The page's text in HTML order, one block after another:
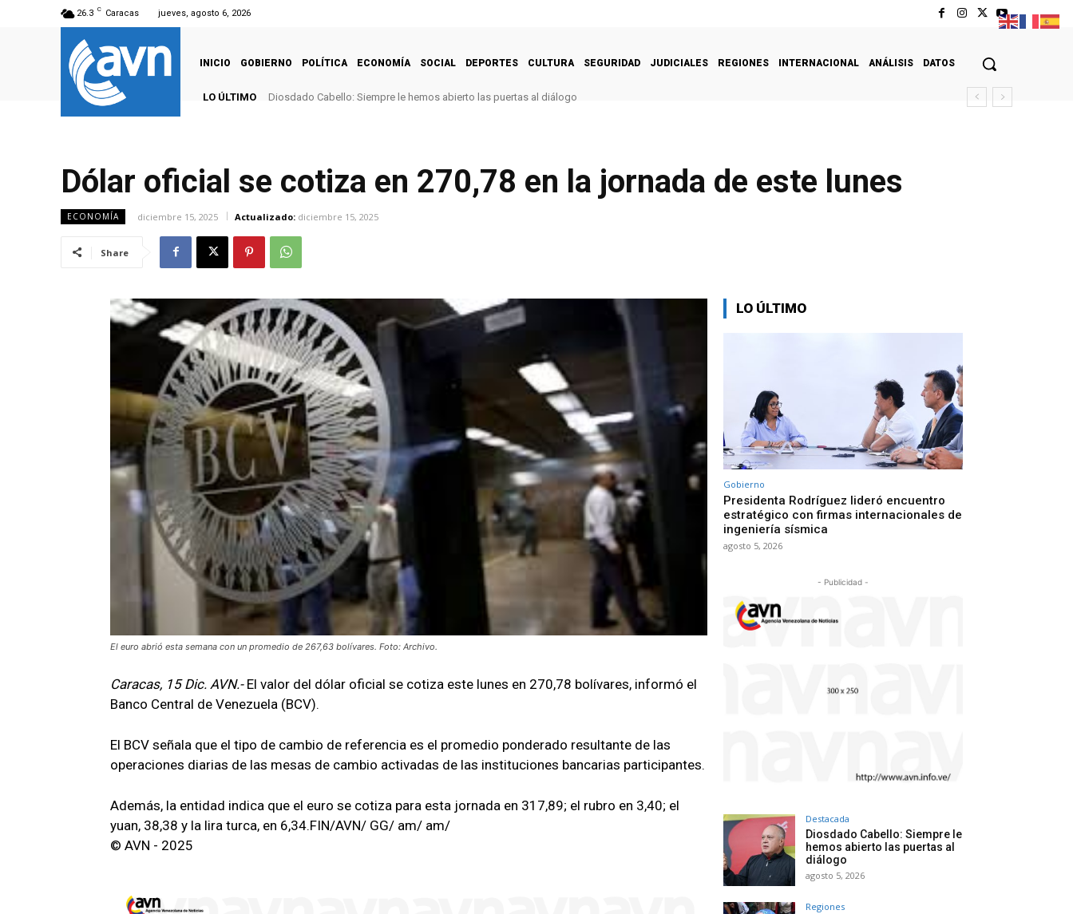
26.3 C Caracas jueves, agosto 6, 2026
INICIO GOBIERNO POLÍTICA ECONOMÍA SOCIAL DEPORTES CULTURA SEGURIDAD JUDICIALES REGIONES INTERNACIONAL ANÁLISIS DATOS
LO ÚLTIMO Diosdado Cabello: Siempre le hemos abierto las puertas al diálogo
Dólar oficial se cotiza en 270,78 en la jornada de este lunes
ECONOMÍA diciembre 15, 2025 Actualizado: diciembre 15, 2025
Share
El euro abrió esta semana con un promedio de 267,63 bolívares. Foto: Archivo.
Caracas, 15 Dic. AVN.- El valor del dólar oficial se cotiza este lunes en 270,78 bolívares, informó el
Banco Central de Venezuela (BCV).
El BCV señala que el tipo de cambio de referencia es el promedio ponderado resultante de las
operaciones diarias de las mesas de cambio activadas de las instituciones bancarias participantes.
Además, la entidad indica que el euro se cotiza para esta jornada en 317,89; el rubro en 3,40; el
yuan, 38,38 y la lira turca, en 6,34.FIN/AVN/ GG/ am/ am/
© AVN - 2025
LO ÚLTIMO
Gobierno
Presidenta Rodríguez lideró encuentro
estratégico con firmas internacionales de
ingeniería sísmica
agosto 5, 2026
- Publicidad -
Destacada
Diosdado Cabello: Siempre le
hemos abierto las puertas al
diálogo
agosto 5, 2026
Regiones